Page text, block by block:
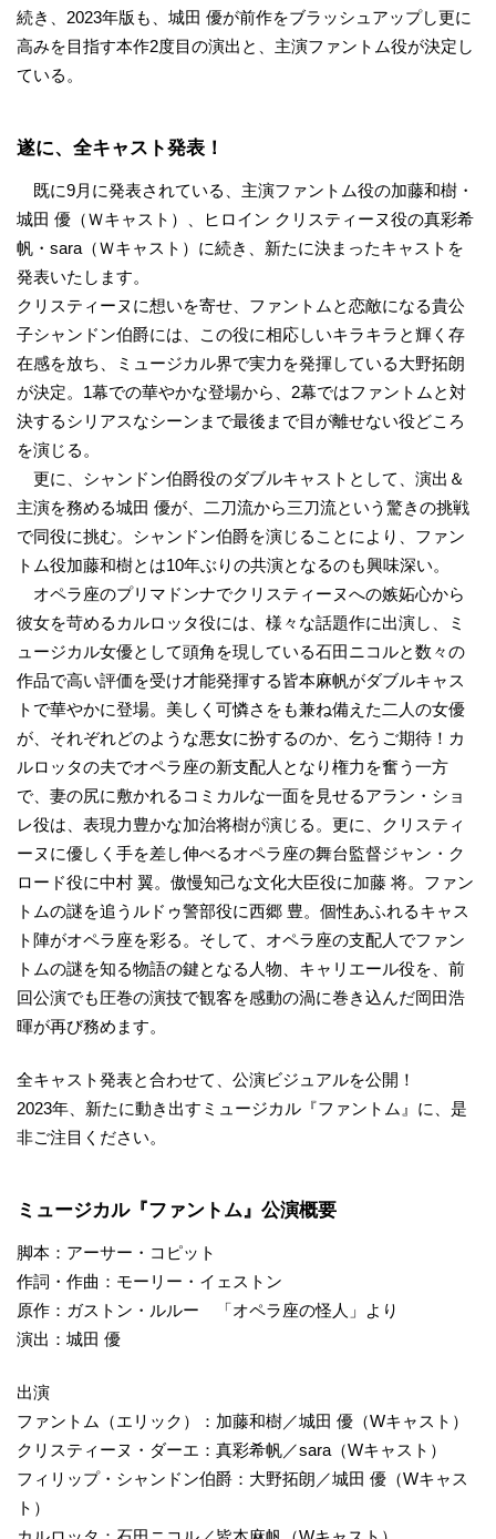
続き、2023年版も、城田 優が前作をブラッシュアップし更に
高みを目指す本作2度目の演出と、主演ファントム役が決定し
ている。
遂に、全キャスト発表！
既に9月に発表されている、主演ファントム役の加藤和樹・
城田 優（Ｗキャスト）、ヒロイン クリスティーヌ役の真彩希
帆・sara（Ｗキャスト）に続き、新たに決まったキャストを
発表いたします。
クリスティーヌに想いを寄せ、ファントムと恋敵になる貴公
子シャンドン伯爵には、この役に相応しいキラキラと輝く存
在感を放ち、ミュージカル界で実力を発揮している大野拓朗
が決定。1幕での華やかな登場から、2幕ではファントムと対
決するシリアスなシーンまで最後まで目が離せない役どころ
を演じる。
更に、シャンドン伯爵役のダブルキャストとして、演出＆
主演を務める城田 優が、二刀流から三刀流という驚きの挑戦
で同役に挑む。シャンドン伯爵を演じることにより、ファン
トム役加藤和樹とは10年ぶりの共演となるのも興味深い。
オペラ座のプリマドンナでクリスティーヌへの嫉妬心から
彼女を苛めるカルロッタ役には、様々な話題作に出演し、ミ
ュージカル女優として頭角を現している石田ニコルと数々の
作品で高い評価を受け才能発揮する皆本麻帆がダブルキャス
トで華やかに登場。美しく可憐さをも兼ね備えた二人の女優
が、それぞれどのような悪女に扮するのか、乞うご期待！カ
ルロッタの夫でオペラ座の新支配人となり権力を奮う一方
で、妻の尻に敷かれるコミカルな一面を見せるアラン・ショ
レ役は、表現力豊かな加治将樹が演じる。更に、クリスティ
ーヌに優しく手を差し伸べるオペラ座の舞台監督ジャン・ク
ロード役に中村 翼。傲慢知己な文化大臣役に加藤 将。ファン
トムの謎を追うルドゥ警部役に西郷 豊。個性あふれるキャス
ト陣がオペラ座を彩る。そして、オペラ座の支配人でファン
トムの謎を知る物語の鍵となる人物、キャリエール役を、前
回公演でも圧巻の演技で観客を感動の渦に巻き込んだ岡田浩
暉が再び務めます。
全キャスト発表と合わせて、公演ビジュアルを公開！
2023年、新たに動き出すミュージカル『ファントム』に、是
非ご注目ください。
ミュージカル『ファントム』公演概要
脚本：アーサー・コピット
作詞・作曲：モーリー・イェストン
原作：ガストン・ルルー 「オペラ座の怪人」より
演出：城田 優
出演
ファントム（エリック）：加藤和樹／城田 優（Wキャスト）
クリスティーヌ・ダーエ：真彩希帆／sara（Wキャスト）
フィリップ・シャンドン伯爵：大野拓朗／城田 優（Wキャス
ト）